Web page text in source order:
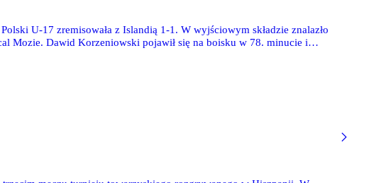
U-17 zremisowała z Islandią 1-1. W wyjściowym składzie znalazło
Mozie. Dawid Korzeniowski pojawił się na boisku w 78. minucie i